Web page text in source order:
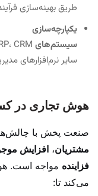
طریق بهینه‌سازی
یکپارچه‌سازی
سیستم‌های
سایر نرم‌افزارهای
هوش تجاری در
صنعت پخش با
مشتریان، افزایش
فزاینده مواجه است.
می‌کند تا: